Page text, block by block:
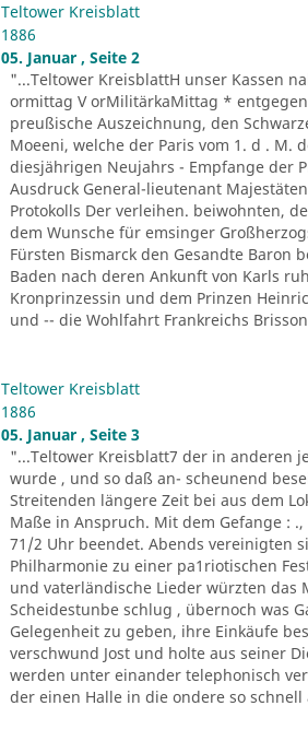
Teltower Kreisblatt
1886
05. Januar , Seite 2
"...Teltower KreisblattH unser Kassen
ormittag V orMilitärkaMittag *
preußische Auszeichnung, den
Moeeni, welche der Paris vom 1. d . M.
diesjährigen Neujahrs - Empfange der
Ausdruck General-lieutenant
Protokolls Der verleihen. beiwohnten,
dem Wunsche für emsinger
Fürsten Bismarck den Gesandte Baron
Baden nach deren Ankunft von Karls
Kronprinzessin und dem Prinzen
und -- die Wohlfahrt Frankreichs
Teltower Kreisblatt
1886
05. Januar , Seite 3
"...Teltower Kreisblatt7 der in anderen
wurde , und so daß an- scheunend
Streitenden längere Zeit bei aus dem
Maße in Anspruch. Mit dem Gefange :
71/2 Uhr beendet. Abends vereinigten
Philharmonie zu einer pa1riotischen
und vaterländische Lieder würzten
Scheidestunbe schlug , übernoch was
Gelegenheit zu geben, ihre Einkäufe
verschwund Jost und holte aus seiner
werden unter einander telephonisch
der einen Halle in die ondere so